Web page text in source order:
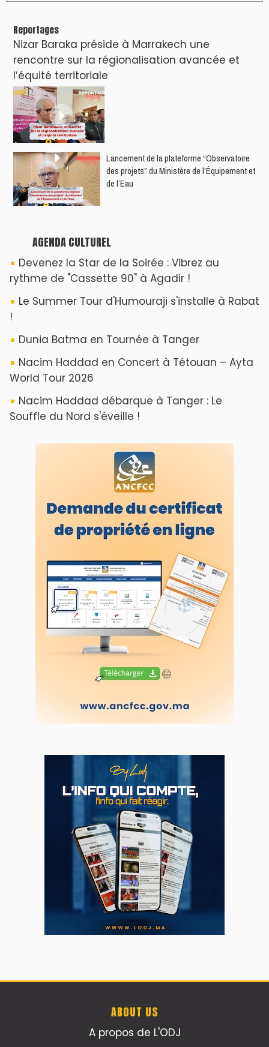
Reportages
Nizar Baraka préside à Marrakech une
rencontre sur la régionalisation avancée et
l’équité territoriale
​Lancement de la plateforme “Observatoire
des projets” du Ministère de l’Équipement et
de l’Eau
AGENDA CULTUREL
Devenez la Star de la Soirée : Vibrez au
rythme de "Cassette 90" à Agadir !
Le Summer Tour d'Humouraji s'installe à Rabat
!
Dunia Batma en Tournée à Tanger
Nacim Haddad en Concert à Tétouan – Ayta
World Tour 2026
Nacim Haddad débarque à Tanger : Le
Souffle du Nord s'éveille !
ABOUT US
A propos de L'ODJ